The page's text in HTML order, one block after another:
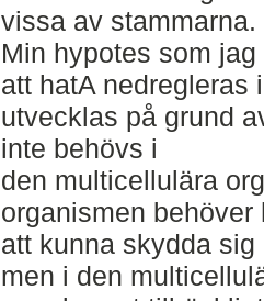
vissa av stammarna.
Min hypotes som
att hatA nedregleras
utvecklas på grund
inte behövs i
den multicellulära
organismen
att kunna skydda
men i den